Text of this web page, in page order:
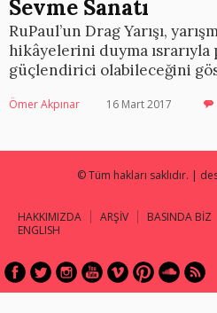
Sevme Sanatı
RuPaul’un Drag Yarışı,
hikâyelerini duyma ısrarıyla
güçlendirici olabileceğini
Ömer Akpınar 16 Mart 2017
© Tüm hakları saklıdır. |
HAKKIMIZDA ARŞİV BASINDA BİZ
ENGLISH